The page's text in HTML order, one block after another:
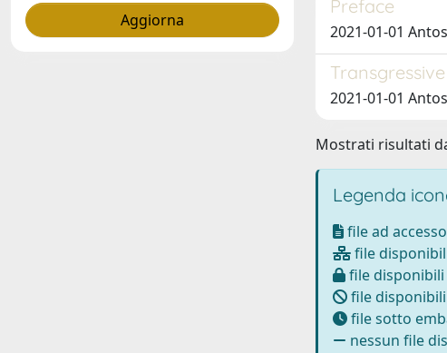
Preface
2021-01-01
2021-01-01
Mostrati risultati
Legenda
file ad
file
file
file
file sotto
nessun file